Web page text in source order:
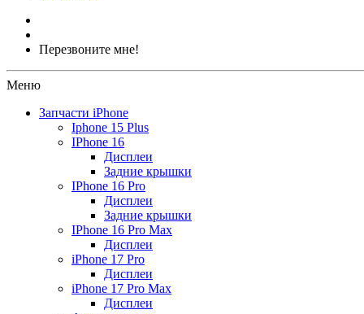
Перезвоните мне!
Меню
Запчасти iPhone
Iphone 15 Plus
IPhone 16
Дисплеи
Задние крышки
IPhone 16 Pro
Дисплеи
Задние крышки
IPhone 16 Pro Max
Дисплеи
iPhone 17 Pro
Дисплеи
iPhone 17 Pro Max
Дисплеи